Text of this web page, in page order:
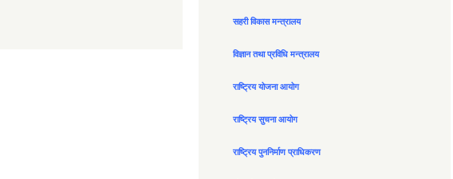
सहरी विकास मन्त्रालय
विज्ञान तथा प्रविधि मन्त्रालय
राष्ट्रिय योजना आयोग
राष्ट्रिय सुचना आयोग
राष्ट्रिय पुननिर्माण प्राधिकरण